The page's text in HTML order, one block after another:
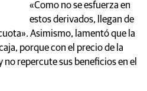
«Como no se esfuerza en
estos derivados, llegan de
Asimismo, lamentó que la
porque con el precio de la
repercute sus beneficios en el